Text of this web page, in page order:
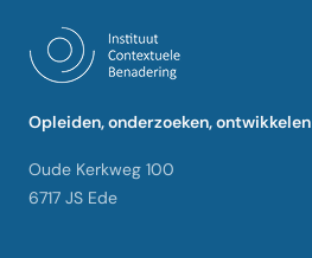
Opleiden, onderzoeken, ontwikkelen
Oude Kerkweg 100
6717 JS Ede